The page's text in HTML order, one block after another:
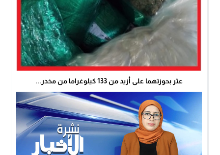
عثر بحوزتهما على أزيد من 133 كيلوغراما من مخدر...